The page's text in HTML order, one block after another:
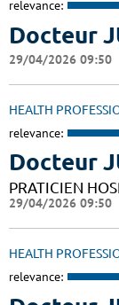
relevance:
Docteur
29/04/2026 09:50
HEALTH
relevance:
Docteur
PRATICIEN
29/04/2026 09:50
HEALTH
relevance: